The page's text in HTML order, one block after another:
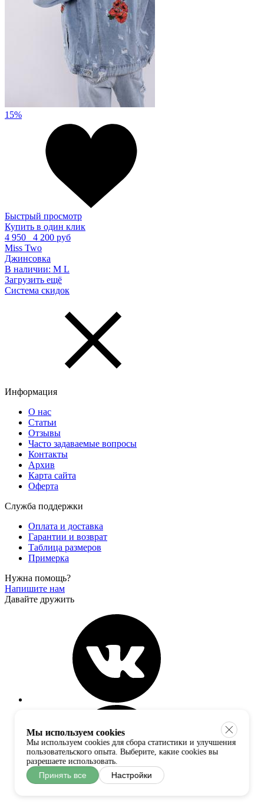
15%
Быстрый просмотр
Купить в один клик
4 950
4 200 руб
Miss Two
Джинсовка
В наличии: M L
Загрузить ещё
Система скидок
Информация
О нас
Статьи
Отзывы
Часто задаваемые вопросы
Контакты
Архив
Карта сайта
Оферта
Служба поддержки
Оплата и доставка
Гарантии и возврат
Таблица размеров
Примерка
Нужна помощь?
Напишите нам
Давайте дружить
Мы используем cookies
Мы используем cookies для сбора статистики и улучшения
пользовательского опыта. Выберите, какие cookies вы
разрешаете использовать.
Принять все Настройки